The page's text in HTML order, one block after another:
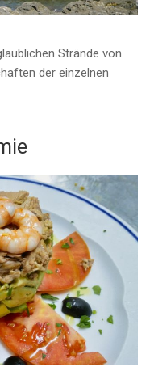
Strände von
der einzelnen